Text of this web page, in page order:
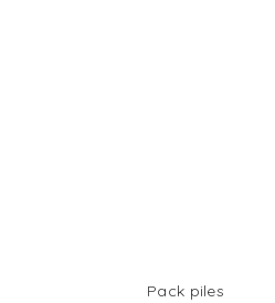
Pack piles